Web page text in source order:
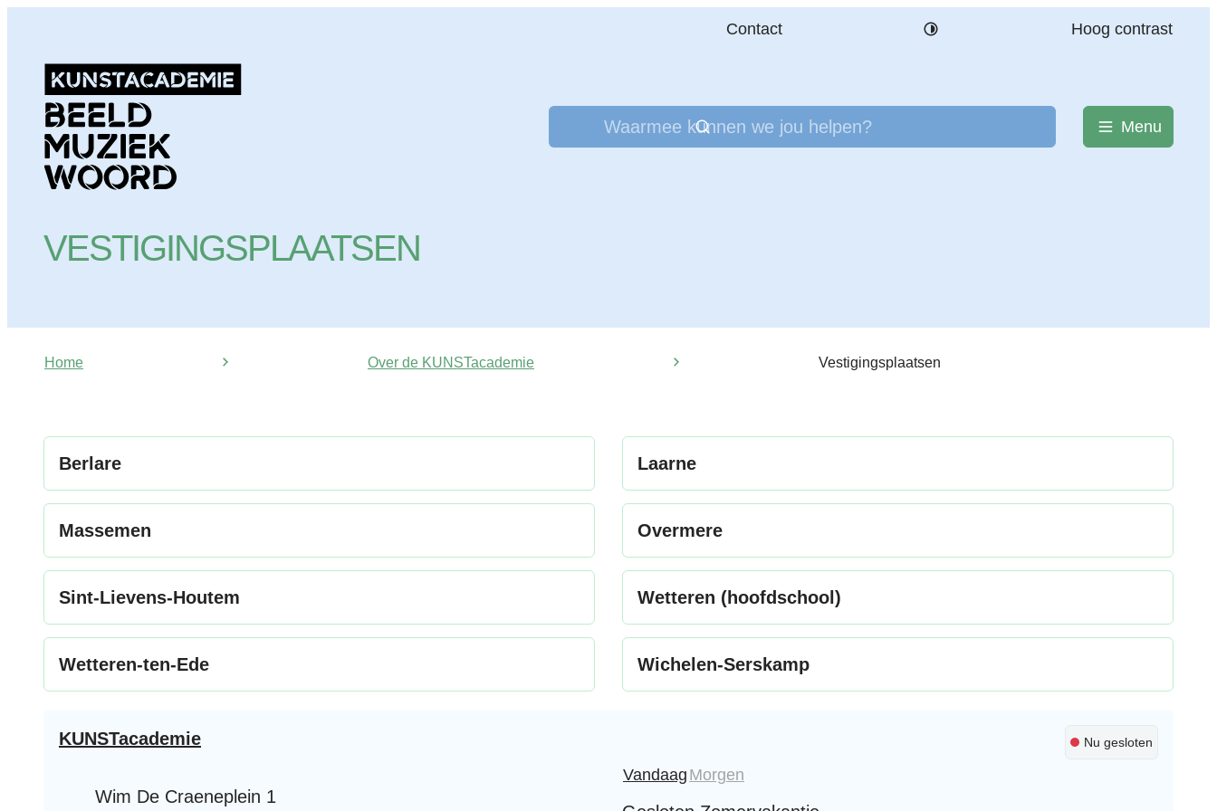
Contact Hoog contrast
KUNSTacademie
Waarmee kunnen we jou helpen? Menu
VESTIGINGSPLAATSEN
Home Over de KUNSTacademie Vestigingsplaatsen
Berlare Laarne
Massemen Overmere
Sint-Lievens-Houtem Wetteren (hoofdschool)
Wetteren-ten-Ede Wichelen-Serskamp
KUNSTacademie
Nu gesloten
AdresWim De Craeneplein 1
Vandaag Morgen